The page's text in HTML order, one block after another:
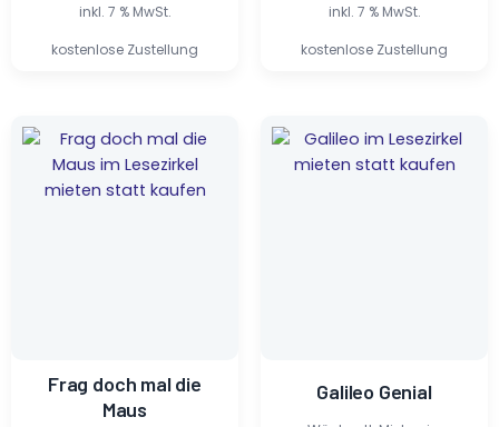
inkl. 7 % MwSt.
kostenlose Zustellung
inkl. 7 % MwSt.
kostenlose Zustellung
Frag doch mal die
Maus
Preis
war:
5,99 €
Preis
ist:
0,80 €.
Galileo Genial
Preis
war:
Preis
ist: